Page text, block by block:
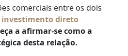
comerciais entre os dois
investimento direto
a afirmar-se como a
desta relação.